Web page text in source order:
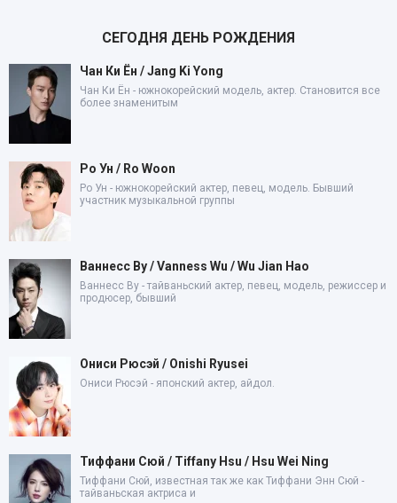
СЕГОДНЯ ДЕНЬ РОЖДЕНИЯ
Чан Ки Ён / Jang Ki Yong
Чан Ки Ён - южнокорейский модель, актер. Становится все
более знаменитым
Ро Ун / Ro Woon
Ро Ун - южнокорейский актер, певец, модель. Бывший
участник музыкальной группы
Ваннесс Ву / Vanness Wu / Wu Jian Hao
Ваннесс Ву - тайваньский актер, певец, модель, режиссер и
продюсер, бывший
Ониси Рюсэй / Onishi Ryusei
Ониси Рюсэй - японский актер, айдол.
Тиффани Сюй / Tiffany Hsu / Hsu Wei Ning
Тиффани Сюй, известная так же как Тиффани Энн Сюй -
тайваньская актриса и